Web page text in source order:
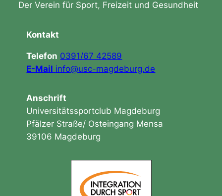
Der Verein für Sport, Freizeit und Gesundheit
Kontakt
Telefon 0391/67 42589
E-Mail info@usc-magdeburg.de
Anschrift
Universitätssportclub Magdeburg
Pfälzer Straße/ Osteingang Mensa
39106 Magdeburg